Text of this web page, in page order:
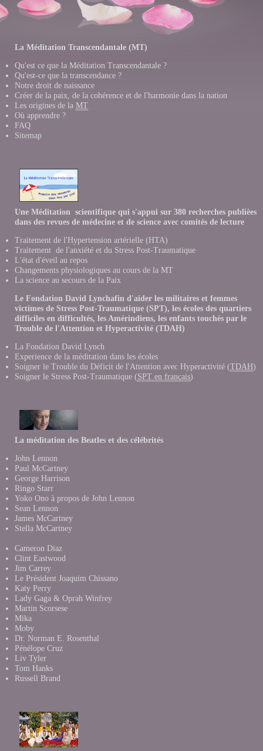
La Méditation Transcendantale (MT)
Qu'est ce que la Méditation Transcendantale ?
Qu'est-ce que la transcendance ?
Notre droit de naissance
Créer de la paix, de la cohérence et de l'harmonie dans la nation
Les origines de la MT
Où apprendre ?
FAQ
Sitemap
Une Méditation scientifique qui s'appui sur 380 recherches publièes
dans des revues de médecine et de science avec comités de lecture
Traitement de l'Hypertension artérielle (HTA)
Traitement de l'anxiété et du Stress Post-Traumatique
L'état d'éveil au repos
Changements physiologiques au cours de la MT
La science au secours de la Paix
Le Fondation David Lynchafin d'aider les militaires et femmes
victimes de Stress Post-Traumatique (SPT), les écoles des quartiers
difficiles en difficultés, les Amérindiens, les enfants touchés par le
Trouble de l'Attention et Hyperactivité (TDAH)
La Fondation David Lynch
Experience de la méditation dans les écoles
Soigner le Trouble du Déficit de l'Attention avec Hyperactivité (TDAH)
Soigner le Stress Post-Traumatique (SPT en français)
La méditation des Beatles et des célébrités
John Lennon
Paul McCartney
George Harrison
Ringo Starr
Yoko Ono à propos de John Lennon
Sean Lennon
James McCartney
Stella McCartney
Cameron Diaz
Clint Eastwood
Jim Carrey
Le Président Joaquim Chissano
Katy Perry
Lady Gaga & Oprah Winfrey
Martin Scorsese
Mika
Moby
Dr. Norman E. Rosenthal
Pénélope Cruz
Liv Tyler
Tom Hanks
Russell Brand